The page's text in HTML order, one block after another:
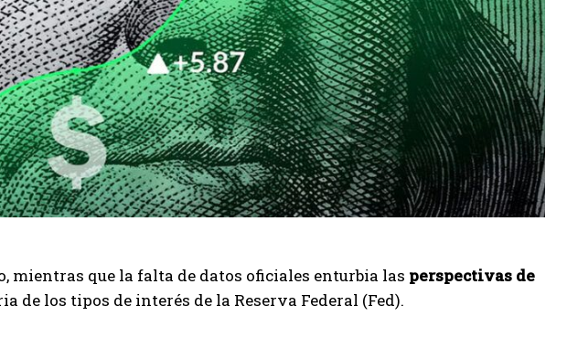
mientras que la falta de datos oficiales enturbia las perspectivas de
de los tipos de interés de la Reserva Federal (Fed).